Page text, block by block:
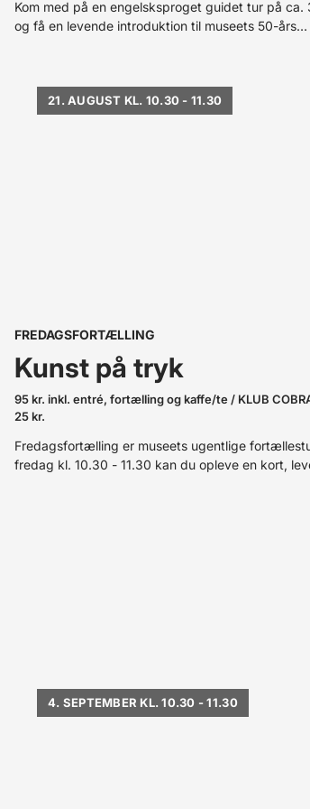
Kom med på en engelsksproget guidet tur på ca.
og få en levende introduktion til museets 50-års
21. AUGUST KL. 10.30 - 11.30
FREDAGSFORTÆLLING
Kunst på tryk
95 kr. inkl. entré, fortælling og kaffe/te / KLUB
25 kr.
Fredagsfortælling er museets ugentlige
fredag kl. 10.30 - 11.30 kan du opleve en kort,
4. SEPTEMBER KL. 10.30 - 11.30